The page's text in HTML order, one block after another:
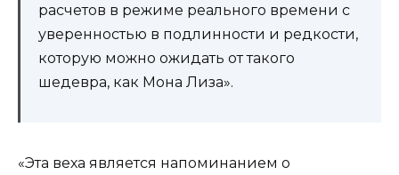
расчетов в режиме реального времени с
уверенностью в подлинности и редкости,
которую можно ожидать от такого
шедевра, как Мона Лиза».
«Эта веха является напоминанием о